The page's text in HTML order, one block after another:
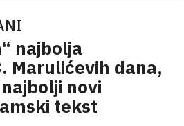
najbolja
Marulićevih dana,
novi
tekst